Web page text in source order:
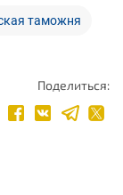
таможня
Поделиться: